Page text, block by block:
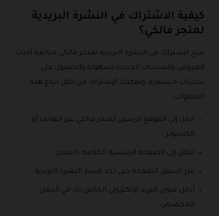
كيفية الاشتراك في النشرة البريدية
لمتجر فالكي؟
يتيح الاشتراك في النشرة البريدية لمتجر فالكي متابعة أحدث
العروض والمنتجات الجديدة بسهولة والحصول على
تحديثات مستمرة، ويمكنك الإشتراك من خلال اتباع هذه
الخطوات:
ادخل إلى الموقع الرسمي لمتجر فالكي عبر الهاتف أو
الكمبيوتر.
انتقل إلى الصفحة الرئيسية الخاصة بالمتجر.
مرر لأسفل الصفحة حتى تجد قسم النشرة البريدية.
أدخل عنوان البريد الإلكتروني الخاص بك في الحقل
المخصص.